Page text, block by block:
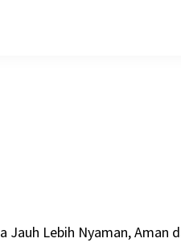
Jauh Lebih Nyaman, Aman